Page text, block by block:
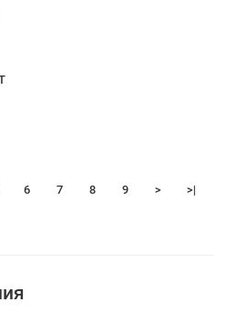
6 7 8 9 > >|